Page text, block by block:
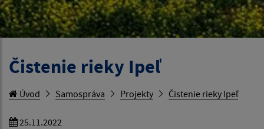
Čistenie rieky Ipeľ
Úvod Samospráva Projekty Čistenie rieky Ipeľ
25.11.2022